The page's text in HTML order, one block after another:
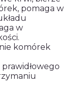
pomaga w
w
komórek